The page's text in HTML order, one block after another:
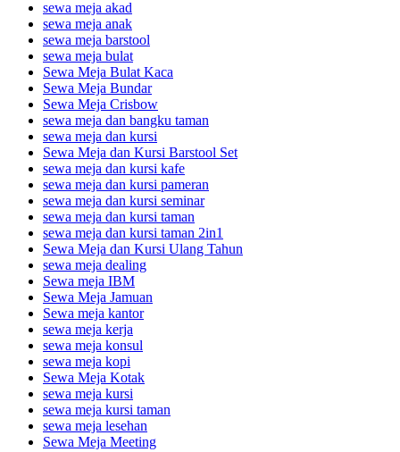
sewa meja akad
sewa meja anak
sewa meja barstool
sewa meja bulat
Sewa Meja Bulat Kaca
Sewa Meja Bundar
Sewa Meja Crisbow
sewa meja dan bangku taman
sewa meja dan kursi
Sewa Meja dan Kursi Barstool Set
sewa meja dan kursi kafe
sewa meja dan kursi pameran
sewa meja dan kursi seminar
sewa meja dan kursi taman
sewa meja dan kursi taman 2in1
Sewa Meja dan Kursi Ulang Tahun
sewa meja dealing
Sewa meja IBM
Sewa Meja Jamuan
Sewa meja kantor
sewa meja kerja
sewa meja konsul
sewa meja kopi
Sewa Meja Kotak
sewa meja kursi
sewa meja kursi taman
sewa meja lesehan
Sewa Meja Meeting